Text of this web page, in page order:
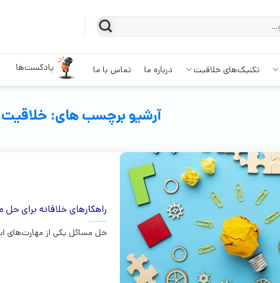
تکنیک‌های خلاقیت درباره ما تماس با ما پادکست‌ها
آرشیو برچسب های: خلاقیت
راهکارهای خلاقانه برای
حل مسائل یکی از مهارت‌های